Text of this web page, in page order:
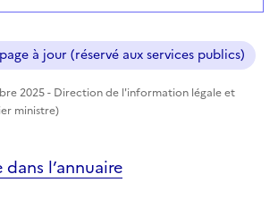
à jour (réservé aux services publics)
2025 - Direction de l'information légale et
ministre)
dans l’annuaire